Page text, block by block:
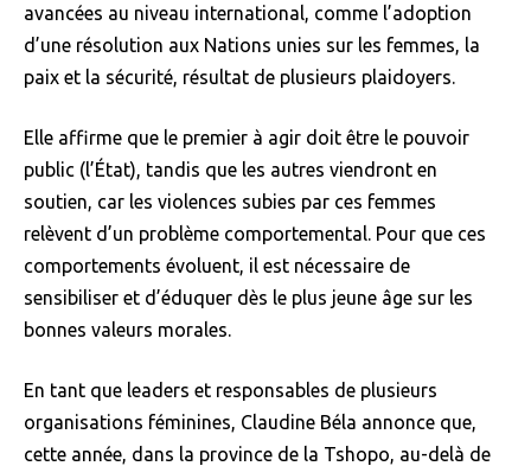
avancées au niveau international, comme l’adoption
d’une résolution aux Nations unies sur les femmes, la
paix et la sécurité, résultat de plusieurs plaidoyers.
Elle affirme que le premier à agir doit être le pouvoir
public (l’État), tandis que les autres viendront en
soutien, car les violences subies par ces femmes
relèvent d’un problème comportemental. Pour que ces
comportements évoluent, il est nécessaire de
sensibiliser et d’éduquer dès le plus jeune âge sur les
bonnes valeurs morales.
En tant que leaders et responsables de plusieurs
organisations féminines, Claudine Béla annonce que,
cette année, dans la province de la Tshopo, au-delà de